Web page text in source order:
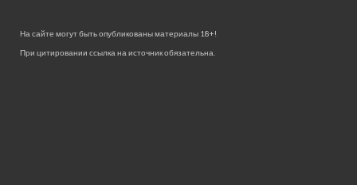
На сайте могут быть опубликованы материалы 18+!
При цитировании ссылка на источник обязательна.